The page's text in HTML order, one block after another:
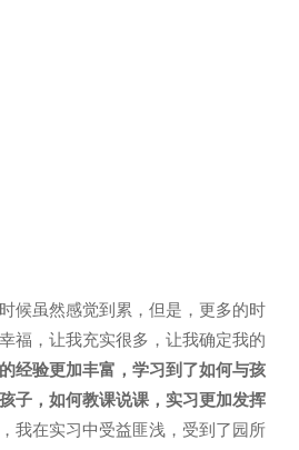
候虽然感觉到累，但是，更多的时
福，让我充实很多，让我确定我的
经验更加丰富，学习到了如何与孩
子，如何教课说课，实习更加发挥
我在实习中受益匪浅，受到了园所